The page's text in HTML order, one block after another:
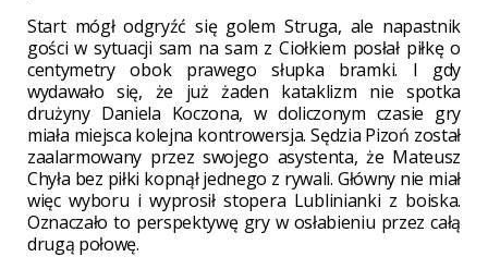
Start mógł odgryźć się golem Struga, ale napastnik
gości w sytuacji sam na sam z Ciołkiem posłał piłkę o
centymetry obok prawego słupka bramki. I gdy
wydawało się, że już żaden kataklizm nie spotka
drużyny Daniela Koczona, w doliczonym czasie gry
miała miejsca kolejna kontrowersja. Sędzia Pizoń został
zaalarmowany przez swojego asystenta, że Mateusz
Chyła bez piłki kopnął jednego z rywali. Główny nie miał
więc wyboru i wyprosił stopera Lublinianki z boiska.
Oznaczało to perspektywę gry w osłabieniu przez całą
drugą połowę.